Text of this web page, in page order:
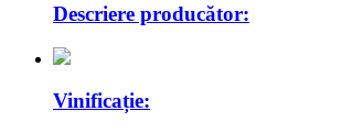
Descriere producător:
Vinificație: